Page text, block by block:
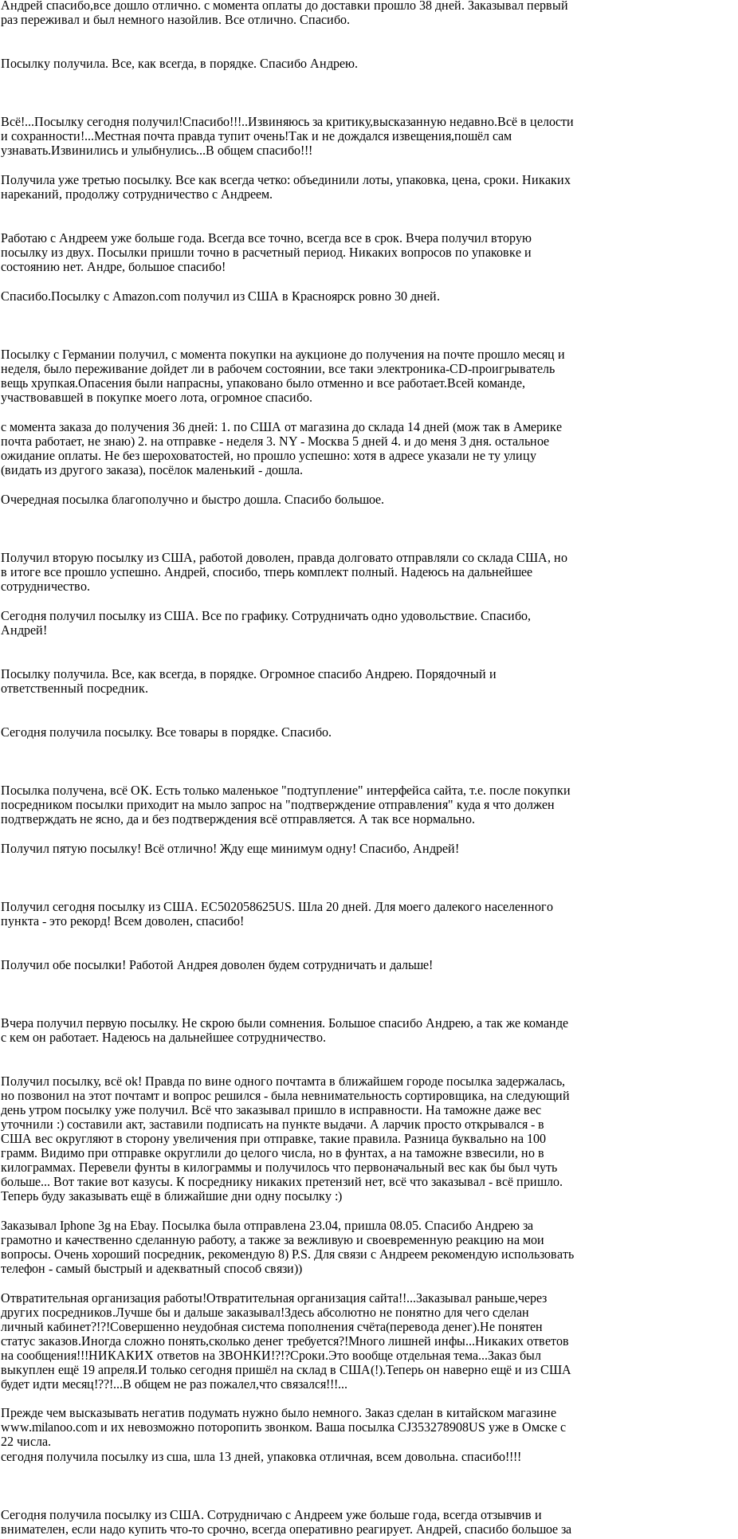
Андрей спасибо,все дошло отлично. с момента оплаты до доставки прошло 38 дней. Заказывал первый
раз переживал и был немного назойлив. Все отлично. Спасибо.
Посылку получила. Все, как всегда, в порядке. Спасибо Андрею.
Всё!...Посылку сегодня получил!Спасибо!!!..Извиняюсь за критику,высказанную недавно.Всё в целости
и сохранности!...Местная почта правда тупит очень!Так и не дождался извещения,пошёл сам
узнавать.Извинились и улыбнулись...В общем спасибо!!!
Получила уже третью посылку. Все как всегда четко: объединили лоты, упаковка, цена, сроки. Никаких
нареканий, продолжу сотрудничество с Андреем.
Работаю с Андреем уже больше года. Всегда все точно, всегда все в срок. Вчера получил вторую
посылку из двух. Посылки пришли точно в расчетный период. Никаких вопросов по упаковке и
состоянию нет. Андре, большое спасибо!
Спасибо.Посылку с Amazon.com получил из США в Красноярск ровно 30 дней.
Посылку с Германии получил, с момента покупки на аукционе до получения на почте прошло месяц и
неделя, было переживание дойдет ли в рабочем состоянии, все таки электроника-CD-проигрыватель
вещь хрупкая.Опасения были напрасны, упаковано было отменно и все работает.Всей команде,
участвовавшей в покупке моего лота, огромное спасибо.
с момента заказа до получения 36 дней: 1. по США от магазина до склада 14 дней (мож так в Америке
почта работает, не знаю) 2. на отправке - неделя 3. NY - Москва 5 дней 4. и до меня 3 дня. остальное
ожидание оплаты. Не без шероховатостей, но прошло успешно: хотя в адресе указали не ту улицу
(видать из другого заказа), посёлок маленький - дошла.
Очередная посылка благополучно и быстро дошла. Спасибо большое.
Получил вторую посылку из США, работой доволен, правда долговато отправляли со склада США, но
в итоге все прошло успешно. Андрей, спосибо, тперь комплект полный. Надеюсь на дальнейшее
сотрудничество.
Сегодня получил посылку из США. Все по графику. Сотрудничать одно удовольствие. Спасибо,
Андрей!
Посылку получила. Все, как всегда, в порядке. Огромное спасибо Андрею. Порядочный и
ответственный посредник.
Сегодня получила посылку. Все товары в порядке. Спасибо.
Посылка получена, всё ОК. Есть только маленькое "подтупление" интерфейса сайта, т.е. после покупки
посредником посылки приходит на мыло запрос на "подтверждение отправления" куда я что должен
подтверждать не ясно, да и без подтверждения всё отправляется. А так все нормально.
Получил пятую посылку! Всё отлично! Жду еще минимум одну! Спасибо, Андрей!
Получил сегодня посылку из США. EC502058625US. Шла 20 дней. Для моего далекого населенного
пункта - это рекорд! Всем доволен, спасибо!
Получил обе посылки! Работой Андрея доволен будем сотрудничать и дальше!
Вчера получил первую посылку. Не скрою были сомнения. Большое спасибо Андрею, а так же команде
с кем он работает. Надеюсь на дальнейшее сотрудничество.
Получил посылку, всё оk! Правда по вине одного почтамта в ближайшем городе посылка задержалась,
но позвонил на этот почтамт и вопрос решился - была невнимательность сортировщика, на следующий
день утром посылку уже получил. Всё что заказывал пришло в исправности. На таможне даже вес
уточнили :) составили акт, заставили подписать на пункте выдачи. А ларчик просто открывался - в
США вес округляют в сторону увеличения при отправке, такие правила. Разница буквально на 100
грамм. Видимо при отправке округлили до целого числа, но в фунтах, а на таможне взвесили, но в
килограммах. Перевели фунты в килограммы и получилось что первоначальный вес как бы был чуть
больше... Вот такие вот казусы. К посреднику никаких претензий нет, всё что заказывал - всё пришло.
Теперь буду заказывать ещё в ближайшие дни одну посылку :)
Заказывал Iphone 3g на Ebay. Посылка была отправлена 23.04, пришла 08.05. Спасибо Андрею за
грамотно и качественно сделанную работу, а также за вежливую и своевременную реакцию на мои
вопросы. Очень хороший посредник, рекомендую 8) P.S. Для связи с Андреем рекомендую использовать
телефон - самый быстрый и адекватный способ связи))
Отвратительная организация работы!Отвратительная организация сайта!!...Заказывал раньше,через
других посредников.Лучше бы и дальше заказывал!Здесь абсолютно не понятно для чего сделан
личный кабинет?!?!Совершенно неудобная система пополнения счёта(перевода денег).Не понятен
статус заказов.Иногда сложно понять,сколько денег требуется?!Много лишней инфы...Никаких ответов
на сообщения!!!НИКАКИХ ответов на ЗВОНКИ!?!?Сроки.Это вообще отдельная тема...Заказ был
выкуплен ещё 19 апреля.И только сегодня пришёл на склад в США(!).Теперь он наверно ещё и из США
будет идти месяц!??!...В общем не раз пожалел,что связался!!!...
Прежде чем высказывать негатив подумать нужно было немного. Заказ сделан в китайском магазине
www.milanoo.com и их невозможно поторопить звонком. Ваша посылка CJ353278908US уже в Омске с
22 числа.
сегодня получила посылку из сша, шла 13 дней, упаковка отличная, всем довольна. спасибо!!!!
Сегодня получила посылку из США. Сотрудничаю с Андреем уже больше года, всегда отзывчив и
внимателен, если надо купить что-то срочно, всегда оперативно реагирует. Андрей, спасибо большое за